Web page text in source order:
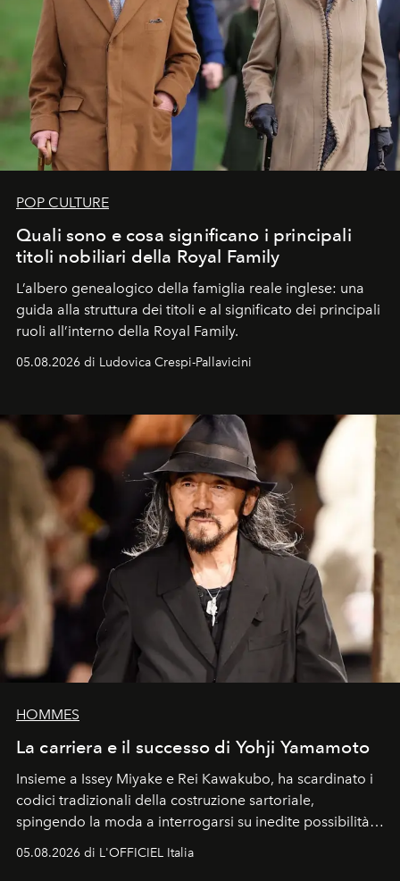
POP CULTURE
Quali sono e cosa significano i principali
titoli nobiliari della Royal Family
L’albero genealogico della famiglia reale inglese: una
guida alla struttura dei titoli e al significato dei principali
ruoli all’interno della Royal Family.
05.08.2026 di Ludovica Crespi-Pallavicini
HOMMES
La carriera e il successo di Yohji Yamamoto
Insieme a Issey Miyake e Rei Kawakubo, ha scardinato i
codici tradizionali della costruzione sartoriale,
spingendo la moda a interrogarsi su inedite possibilità
formali e a ridefinire il concetto stesso di silhouette.
05.08.2026 di L'OFFICIEL Italia